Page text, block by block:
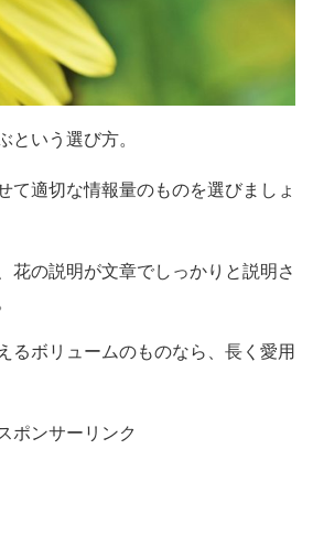
という選び方。
て適切な情報量のものを選びましょ
花の説明が文章でしっかりと説明さ
るボリュームのものなら、長く愛用
ポンサーリンク